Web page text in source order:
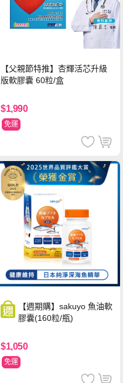
【父親節特推】杏輝活芯升級
版軟膠囊 60粒/盒
$1,990
免運
【週期購】sakuyo 魚油軟
膠囊(160粒/瓶)
$1,050
免運